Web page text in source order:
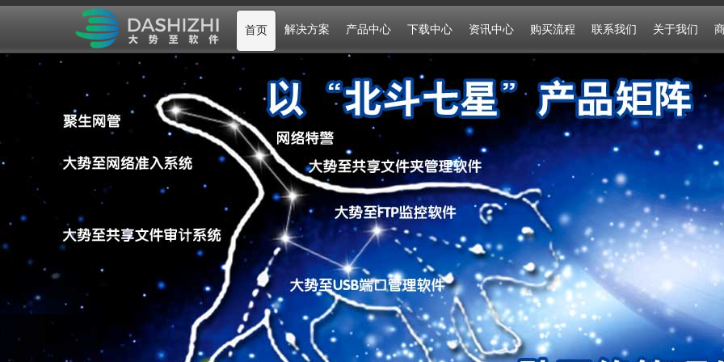
首页 解决方案 产品中心 下载中心 资讯中心 购买流程 联系我们 关于我们